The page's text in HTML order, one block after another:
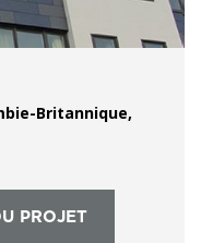
Britannique,
PROJET